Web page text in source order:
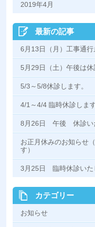
2019年4月
最新の記事
6月13日（月）工事通
5月29日（土）午後は休
5/3～5/8休診します。
4/1～4/4 臨時休診しま
8月26日 午後 休診い
お正月休みのお知らせ
す）
3月25日 臨時休診いた
カテゴリー
お知らせ